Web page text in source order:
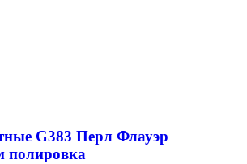
G383 Перл Флауэр
полировка